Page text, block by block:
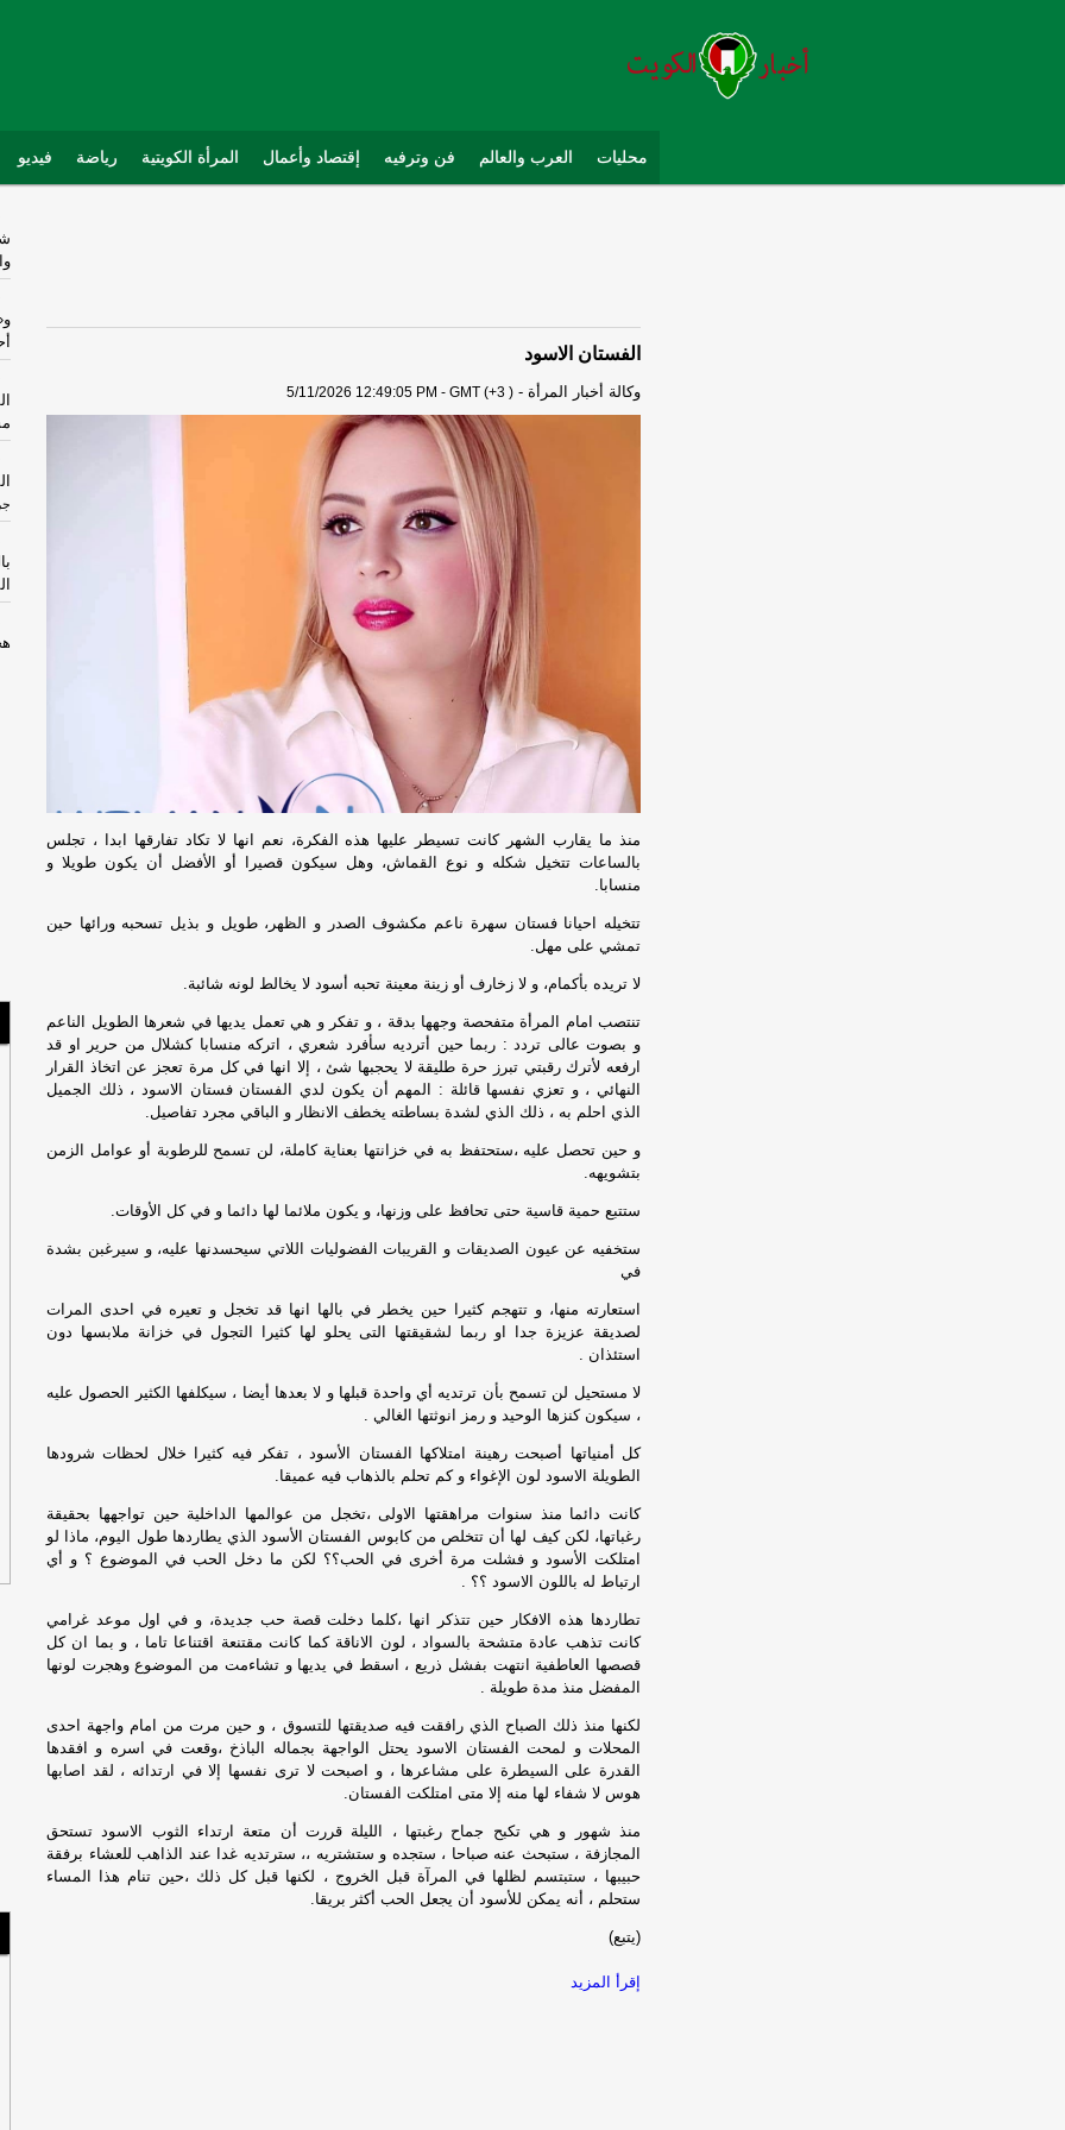
محليات العرب والعالم فن وترفيه إقتصاد وأعمال المرأة الكويتية رياضة فيديو
الفستان الاسود
وكالة أخبار المرأة -
5/11/2026 12:49:05 PM - GMT (+3 )
منذ ما يقارب الشهر كانت تسيطر عليها هذه الفكرة، نعم انها لا تكاد تفارقها ابدا ، تجلس
بالساعات تتخيل شكله و نوع القماش، وهل سيكون قصيرا أو الأفضل أن يكون طويلا و
منسابا.
تتخيله احيانا فستان سهرة ناعم مكشوف الصدر و الظهر، طويل و بذيل تسحبه ورائها حين
تمشي على مهل.
لا تريده بأكمام، و لا زخارف أو زينة معينة تحبه أسود لا يخالط لونه شائبة.
تنتصب امام المرأة متفحصة وجهها بدقة ، و تفكر و هي تعمل يديها في شعرها الطويل الناعم
و بصوت عالى تردد : ربما حين أترديه سأفرد شعري ، اتركه منسابا كشلال من حرير او قد
ارفعه لأترك رقبتي تبرز حرة طليقة لا يحجبها شئ ، إلا انها في كل مرة تعجز عن اتخاذ القرار
النهائي ، و تعزي نفسها قائلة : المهم أن يكون لدي الفستان فستان الاسود ، ذلك الجميل
الذي احلم به ، ذلك الذي لشدة بساطته يخطف الانظار و الباقي مجرد تفاصيل.
و حين تحصل عليه ،ستحتفظ به في خزانتها بعناية كاملة، لن تسمح للرطوبة أو عوامل الزمن
بتشويهه.
ستتبع حمية قاسية حتى تحافظ على وزنها، و يكون ملائما لها دائما و في كل الأوقات.
ستخفيه عن عيون الصديقات و القريبات الفضوليات اللاتي سيحسدنها عليه، و سيرغبن بشدة
في
استعارته منها، و تتهجم كثيرا حين يخطر في بالها انها قد تخجل و تعيره في احدى المرات
لصديقة عزيزة جدا او ربما لشقيقتها التى يحلو لها كثيرا التجول في خزانة ملابسها دون
استئذان .
لا مستحيل لن تسمح بأن ترتديه أي واحدة قبلها و لا بعدها أيضا ، سيكلفها الكثير الحصول عليه
، سيكون كنزها الوحيد و رمز انوثتها الغالي .
كل أمنياتها أصبحت رهينة امتلاكها الفستان الأسود ، تفكر فيه كثيرا خلال لحظات شرودها
الطويلة الاسود لون الإغواء و كم تحلم بالذهاب فيه عميقا.
كانت دائما منذ سنوات مراهقتها الاولى ،تخجل من عوالمها الداخلية حين تواجهها بحقيقة
رغباتها، لكن كيف لها أن تتخلص من كابوس الفستان الأسود الذي يطاردها طول اليوم، ماذا لو
امتلكت الأسود و فشلت مرة أخرى في الحب؟؟ لكن ما دخل الحب في الموضوع ؟ و أي
ارتباط له باللون الاسود ؟؟ .
تطاردها هذه الافكار حين تتذكر انها ،كلما دخلت قصة حب جديدة، و في اول موعد غرامي
كانت تذهب عادة متشحة بالسواد ، لون الاناقة كما كانت مقتنعة اقتناعا تاما ، و بما ان كل
قصصها العاطفية انتهت بفشل ذريع ، اسقط في يديها و تشاءمت من الموضوع وهجرت لونها
المفضل منذ مدة طويلة .
لكنها منذ ذلك الصباح الذي رافقت فيه صديقتها للتسوق ، و حين مرت من امام واجهة احدى
المحلات و لمحت الفستان الاسود يحتل الواجهة بجماله الباذخ ،وقعت في اسره و افقدها
القدرة على السيطرة على مشاعرها ، و اصبحت لا ترى نفسها إلا في ارتدائه ، لقد اصابها
هوس لا شفاء لها منه إلا متى امتلكت الفستان.
منذ شهور و هي تكبح جماح رغبتها ، الليلة قررت أن متعة ارتداء الثوب الاسود تستحق
المجازفة ، ستبحث عنه صباحا ، ستجده و ستشتريه ،، سترتديه غدا عند الذاهب للعشاء برفقة
حبيبها ، ستبتسم لظلها في المرآة قبل الخروج ، لكنها قبل كل ذلك ،حين تنام هذا المساء
ستحلم ، أنه يمكن للأسود أن يجعل الحب أكثر بريقا.
(يتبع)
إقرأ المزيد